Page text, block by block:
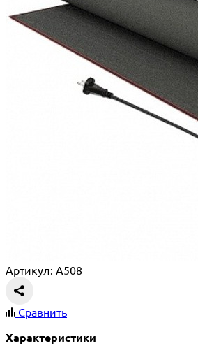
Артикул: A508
Сравнить
Характеристики